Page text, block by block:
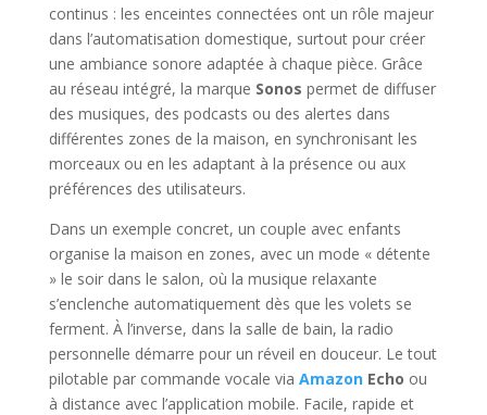
continus : les enceintes connectées ont un rôle majeur
dans l’automatisation domestique, surtout pour créer
une ambiance sonore adaptée à chaque pièce. Grâce
au réseau intégré, la marque Sonos permet de diffuser
des musiques, des podcasts ou des alertes dans
différentes zones de la maison, en synchronisant les
morceaux ou en les adaptant à la présence ou aux
préférences des utilisateurs.
Dans un exemple concret, un couple avec enfants
organise la maison en zones, avec un mode « détente
» le soir dans le salon, où la musique relaxante
s’enclenche automatiquement dès que les volets se
ferment. À l’inverse, dans la salle de bain, la radio
personnelle démarre pour un réveil en douceur. Le tout
pilotable par commande vocale via AmazonEcho ou
à distance avec l’application mobile. Facile, rapide et